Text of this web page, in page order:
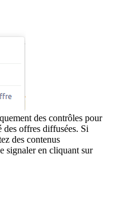
des contrôles pour
offres diffusées. Si
des contenus
signaler en cliquant sur